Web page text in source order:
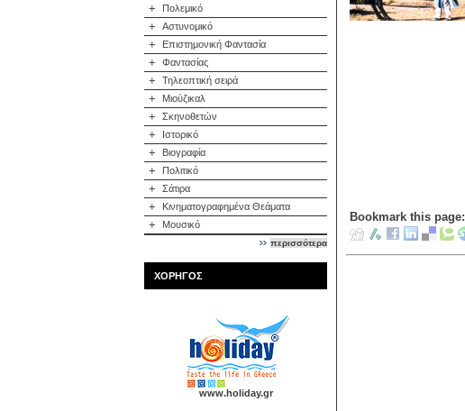
+ Πολεμικό
+ Αστυνομικό
+ Επιστημονική Φαντασία
+ Φαντασίας
+ Τηλεοπτική σειρά
+ Μιούζικαλ
+ Σκηνοθετών
+ Ιστορικό
+ Βιογραφία
+ Πολιτικό
+ Σάτιρα
+ Κινηματογραφημένα Θεάματα
+ Μουσικό
περισσότερα
ΧΟΡΗΓΟΣ
www.holiday.gr
Bookmark this page: